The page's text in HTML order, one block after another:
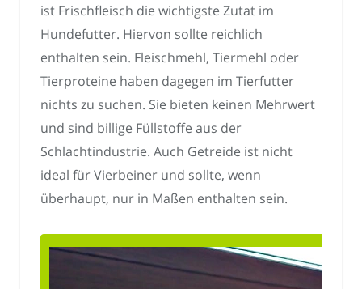
ist Frischfleisch die wichtigste Zutat im
Hundefutter. Hiervon sollte reichlich
enthalten sein. Fleischmehl, Tiermehl oder
Tierproteine haben dagegen im Tierfutter
nichts zu suchen. Sie bieten keinen Mehrwert
und sind billige Füllstoffe aus der
Schlachtindustrie. Auch Getreide ist nicht
ideal für Vierbeiner und sollte, wenn
überhaupt, nur in Maßen enthalten sein.